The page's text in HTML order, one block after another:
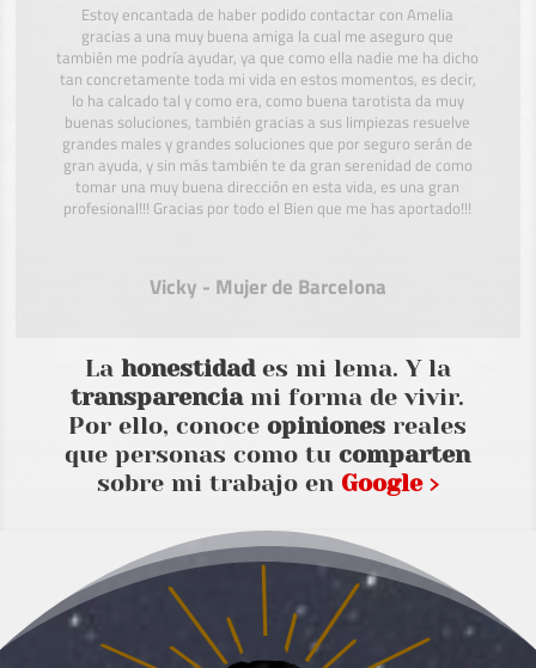
Estoy encantada de haber podido contactar con Amelia
gracias a una muy buena amiga la cual me aseguro que
también me podría ayudar, ya que como ella nadie me ha dicho
tan concretamente toda mi vida en estos momentos, es decir,
lo ha calcado tal y como era, como buena tarotista da muy
buenas soluciones, también gracias a sus limpiezas resuelve
grandes males y grandes soluciones que por seguro serán de
gran ayuda, y sin más también te da gran serenidad de como
tomar una muy buena dirección en esta vida, es una gran
profesional!!! Gracias por todo el Bien que me has aportado!!!
Vicky - Mujer de Barcelona
La honestidades mi lema. Y la
transparenciami forma de vivir.
Por ello, conoceopiniones reales
que personas como tucomparten
sobre mi trabajo en Google ›